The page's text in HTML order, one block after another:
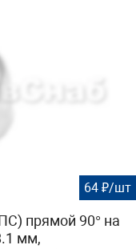
64 ₽/шт
прямой 90° на
мм,